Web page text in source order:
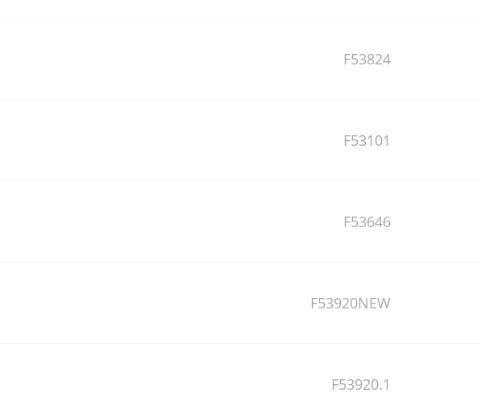
F53824
F53101
F53646
F53920NEW
F53920.1